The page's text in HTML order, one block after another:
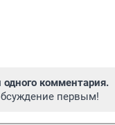
одного комментария.
первым!